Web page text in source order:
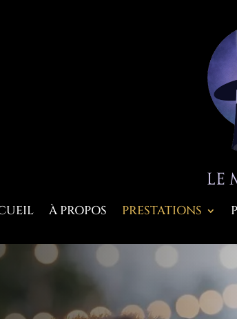
À PROPOS PRESTATIONS